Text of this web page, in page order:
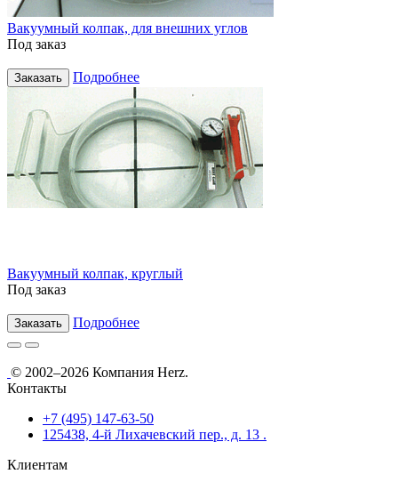
Вакуумный колпак, для внешних углов
Под заказ
Заказать Подробнее
Вакуумный колпак, круглый
Под заказ
Заказать Подробнее
© 2002–2026 Компания Herz.
Контакты
+7 (495) 147-63-50
125438, 4-й Лихачевский пер., д. 13 .
Клиентам